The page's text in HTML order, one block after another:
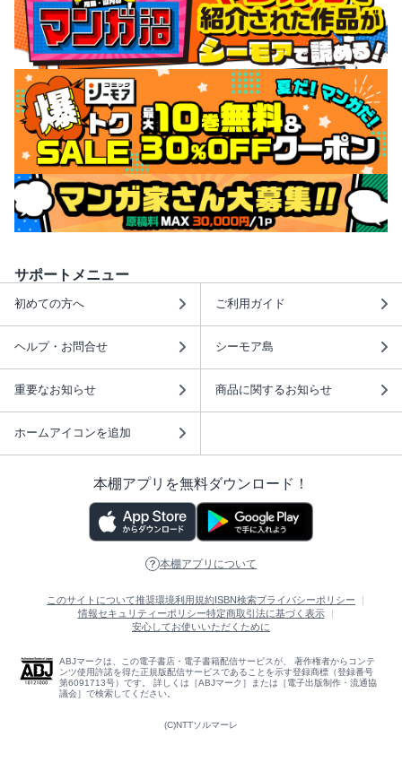
サポートメニュー
初めての方へ ご利用ガイド
ヘルプ・お問合せ シーモア島
重要なお知らせ 商品に関するお知らせ
ホームアイコンを追加
本棚アプリを無料ダウンロード！
本棚アプリについて
このサイトについて推奨環境利用規約 ISBN検索プライバシーポリシー
情報セキュリティーポリシー特定商取引法に基づく表示
安心してお使いいただくために
ABJマークは、この電子書店・電子書籍配信サービスが、 著作権者からコンテ
ンツ使用許諾を得た正規版配信サービスであることを示す登録商標（登録番号
第6091713号）です。 詳しくは［ABJマーク］または［電子出版制作・流通協
議会］で検索してください。
(C)NTTソルマーレ